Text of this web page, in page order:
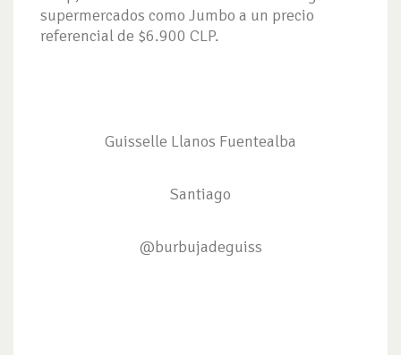
supermercados como Jumbo a un precio
referencial de $6.900 CLP.
Guisselle Llanos Fuentealba
Santiago
@burbujadeguiss